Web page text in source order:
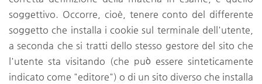
soggettivo. Occorre, cioè, tenere conto del differente
soggetto che installa i cookie sul terminale dell'utente,
a seconda che si tratti dello stesso gestore del sito che
l'utente sta visitando (che può essere sinteticamente
indicato come "editore") o di un sito diverso che installa